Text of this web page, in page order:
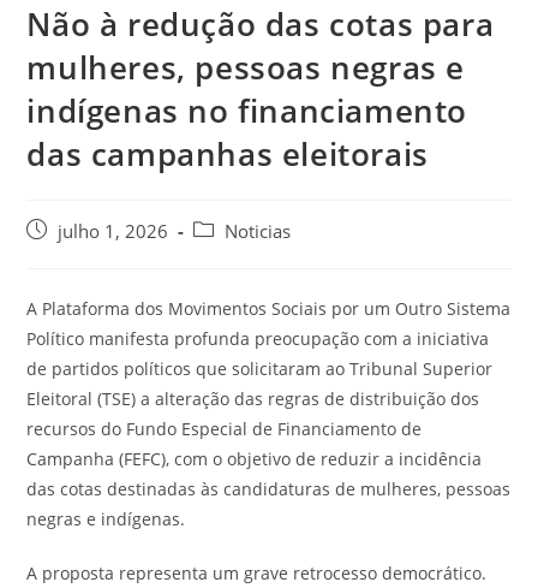
Não à redução das cotas para
mulheres, pessoas negras e
indígenas no financiamento
das campanhas eleitorais
julho 1, 2026 Noticias
A Plataforma dos Movimentos Sociais por um Outro Sistema
Político manifesta profunda preocupação com a iniciativa
de partidos políticos que solicitaram ao Tribunal Superior
Eleitoral (TSE) a alteração das regras de distribuição dos
recursos do Fundo Especial de Financiamento de
Campanha (FEFC), com o objetivo de reduzir a incidência
das cotas destinadas às candidaturas de mulheres, pessoas
negras e indígenas.
A proposta representa um grave retrocesso democrático.